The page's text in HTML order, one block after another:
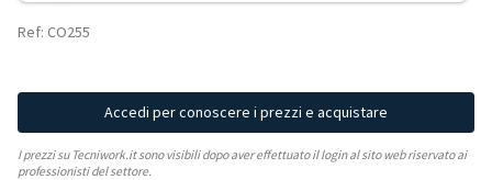
Ref: CO255
Accedi per conoscere i prezzi e acquistare
I prezzi su Tecniwork.it sono visibili dopo aver effettuato il login al sito web riservato ai
professionisti del settore.